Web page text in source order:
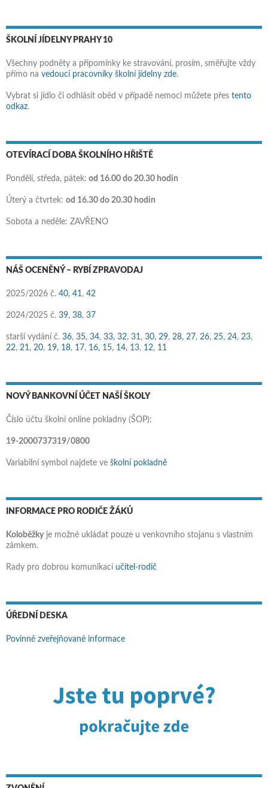
ŠKOLNÍ JÍDELNY PRAHY 10
Všechny podněty a připomínky ke stravování, prosím, směřujte vždy
přímo na vedoucí pracovníky školní jídelny zde.
Vybrat si jídlo či odhlásit oběd v případě nemoci můžete přes tento
odkaz.
OTEVÍRACÍ DOBA ŠKOLNÍHO HŘIŠTĚ
Pondělí, středa, pátek: od 16.00 do 20.30 hodin
Úterý a čtvrtek: od 16.30 do 20.30 hodin
Sobota a neděle: ZAVŘENO
NÁŠ OCENĚNÝ – RYBÍ ZPRAVODAJ
2025/2026 č. 40, 41, 42
2024/2025 č. 39, 38, 37
starší vydání č. 36, 35, 34, 33, 32, 31, 30, 29, 28, 27, 26, 25, 24, 23,
22, 21, 20, 19, 18, 17, 16, 15, 14, 13, 12, 11
NOVÝ BANKOVNÍ ÚČET NAŠÍ ŠKOLY
Číslo účtu školní online pokladny (ŠOP):
19-2000737319/0800
Variabilní symbol najdete ve školní pokladně
INFORMACE PRO RODIČE ŽÁKŮ
Koloběžkyje možné ukládat pouze u venkovního stojanu s vlastním
zámkem.
Rady pro dobrou komunikaci učitel-rodič
ÚŘEDNÍ DESKA
Povinně zveřejňované informace